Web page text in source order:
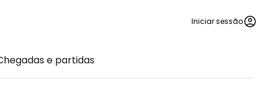
Iniciar sessão
e partidas